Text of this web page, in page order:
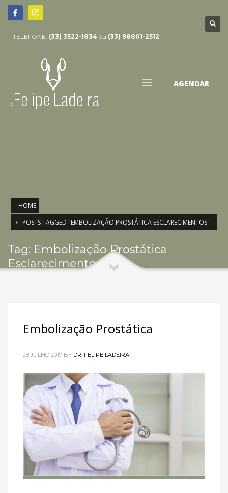
TELEFONE: (33) 3522-1834 ou (33) 98801-2512
AGENDAR
HOME
POSTS TAGGED "EMBOLIZAÇÃO PROSTÁTICA ESCLARECIMENTOS"
Tag: Embolização Prostática
Esclarecimentos
Embolização Prostática
28 JULHO 2017 BY DR. FELIPE LADEIRA